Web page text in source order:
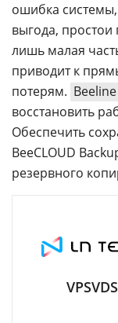
ошибка системы,
выгода,
лишь малая
приводит к
потерям.
восстановить
Обеспечить
BeeCLOUD
резервного
VPSVDS